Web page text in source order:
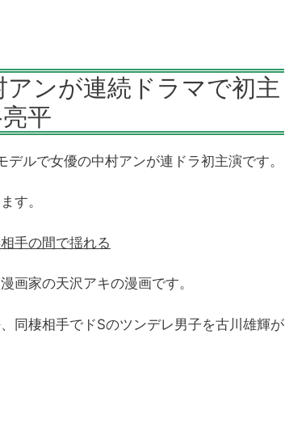
ンが連続ドラマで初主
平
ルで女優の中村アンが連ドラ初主演です。
す。
手の間で揺れる
画家の天沢アキの漫画です。
同棲相手でドSのツンデレ男子を古川雄輝が